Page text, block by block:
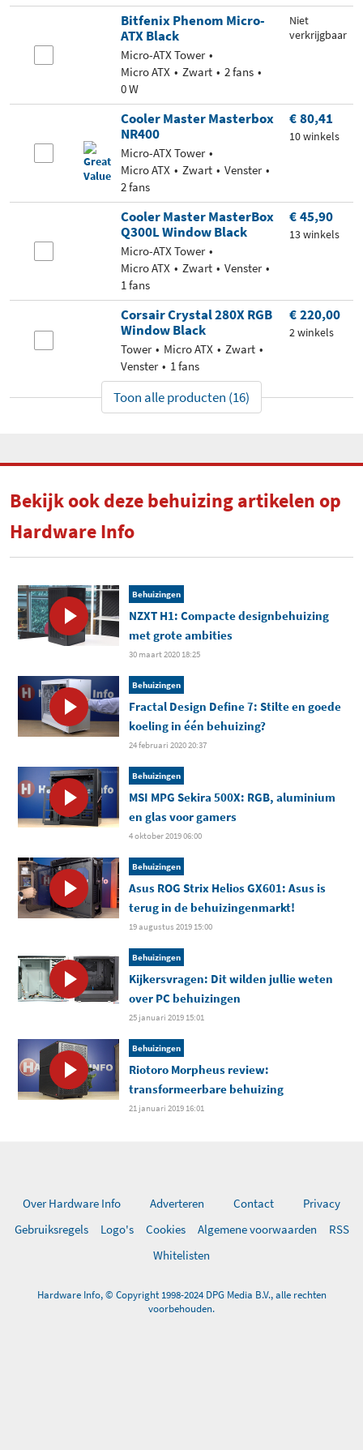
Bitfenix Phenom Micro-
ATX Black
Micro-ATX Tower
Micro ATX
Zwart
2 fans
0 W
Niet
verkrijgbaar
Cooler Master Masterbox
NR400
Micro-ATX Tower
Micro ATX
Zwart
Venster
2 fans
€ 80,41
10 winkels
Cooler Master MasterBox
Q300L Window Black
Micro-ATX Tower
Micro ATX
Zwart
Venster
1 fans
€ 45,90
13 winkels
Corsair Crystal 280X RGB
Window Black
Tower Micro ATX
Zwart
Venster
1 fans
€ 220,00
2 winkels
Toon alle producten (16)
Bekijk ook deze behuizing artikelen op
Hardware Info
Behuizingen
NZXT H1: Compacte designbehuizing
met grote ambities
30 maart 2020 18:25
Behuizingen
Fractal Design Define 7: Stilte en goede
koeling in één behuizing?
24 februari 2020 20:37
Behuizingen
MSI MPG Sekira 500X: RGB, aluminium
en glas voor gamers
4 oktober 2019 06:00
Behuizingen
Asus ROG Strix Helios GX601: Asus is
terug in de behuizingenmarkt!
19 augustus 2019 15:00
Behuizingen
Kijkersvragen: Dit wilden jullie weten
over PC behuizingen
25 januari 2019 15:01
Behuizingen
Riotoro Morpheus review:
transformeerbare behuizing
21 januari 2019 16:01
Over Hardware Info Adverteren Contact
Privacy
Gebruiksregels
Logo's Cookies Algemene voorwaarden
RSS
Whitelisten
Hardware Info, © Copyright 1998-2024 DPG Media B.V., alle rechten
voorbehouden.